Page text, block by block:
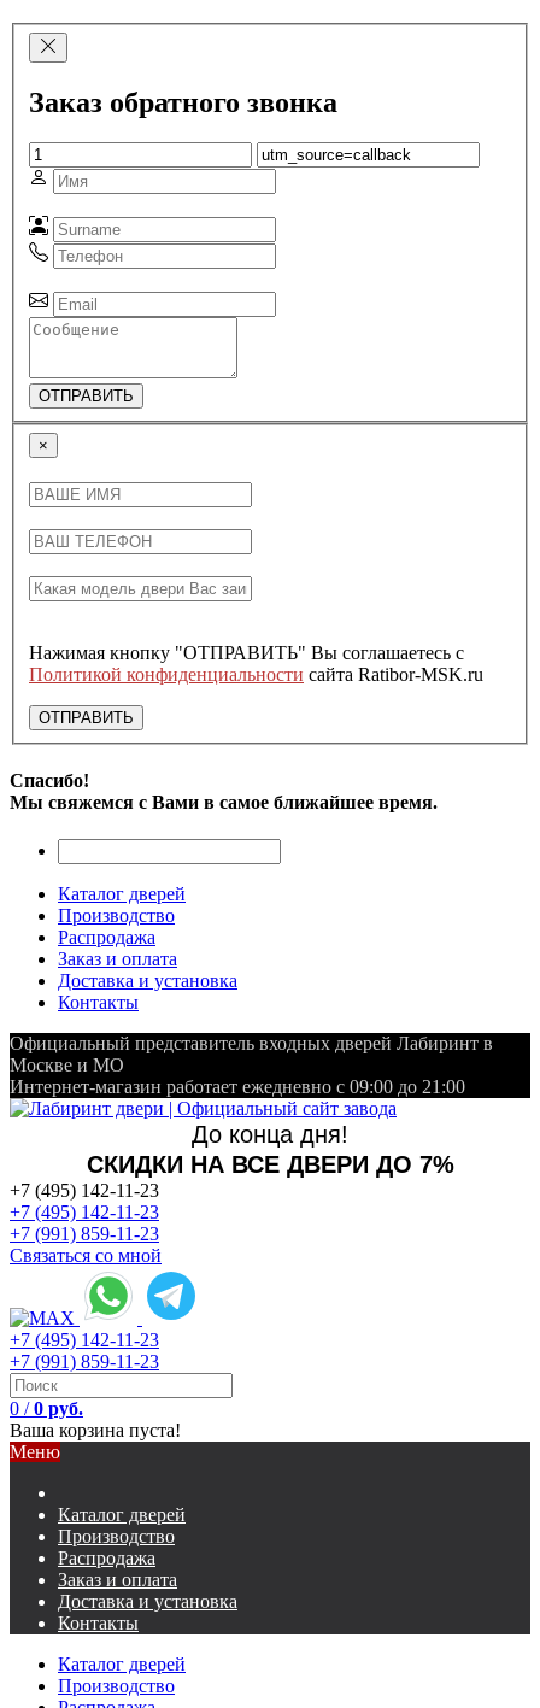
Заказ обратного звонка
ОТПРАВИТЬ
×
Нажимая кнопку "ОТПРАВИТЬ" Вы соглашаетесь с
Политикой конфиденциальности сайта Ratibor-MSK.ru
ОТПРАВИТЬ
Спасибо!
Мы свяжемся с Вами в самое ближайшее время.
Каталог дверей
Производство
Распродажа
Заказ и оплата
Доставка и установка
Контакты
Официальный представитель входных дверей Лабиринт в
Москве и МО
Интернет-магазин работает ежедневно с 09:00 до 21:00
До конца дня!
СКИДКИ НА ВСЕ ДВЕРИ ДО 7%
+7 (495) 142-11-23
+7 (495) 142-11-23
+7 (991) 859-11-23
Связаться со мной
+7 (495) 142-11-23
+7 (991) 859-11-23
0 / 0 руб.
Ваша корзина пуста!
Меню
Каталог дверей
Производство
Распродажа
Заказ и оплата
Доставка и установка
Контакты
Каталог дверей
Производство